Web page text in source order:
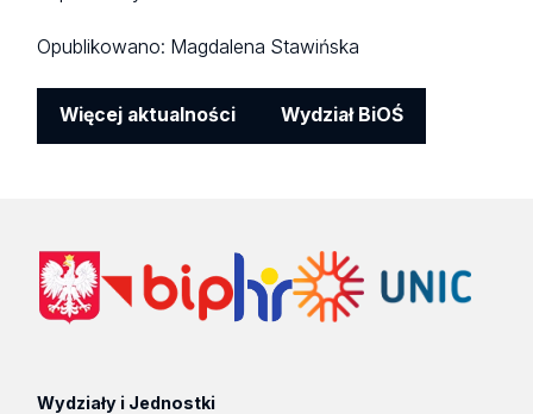
Opublikowano: Magdalena Stawińska
Więcej aktualności Wydział BiOŚ
Wydziały i Jednostki